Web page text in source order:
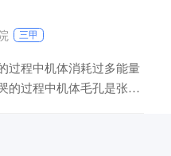
三甲
过程中机体消耗过多能量
的过程中机体毛孔是张开
的汗液，防止着凉。